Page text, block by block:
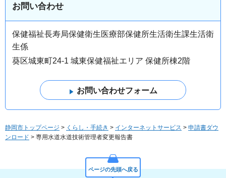
お問い合わせ
保健福祉長寿局保健衛生医療部保健所生活衛生課生活衛
生係
葵区城東町24-1 城東保健福祉エリア 保健所棟2階
静岡市トップページ > くらし・手続き > インターネットサービス > 申請書ダウ
ンロード > 専用水道水道技術管理者変更報告書
ページの先頭へ戻る